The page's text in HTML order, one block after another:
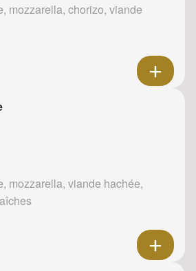
mozzarella, chorizo, viande
mozzarella, viande hachée,